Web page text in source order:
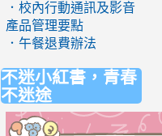
．校內行動通訊及影音
產品管理要點
．午餐退費辦法
不迷小紅書，青春
不迷途